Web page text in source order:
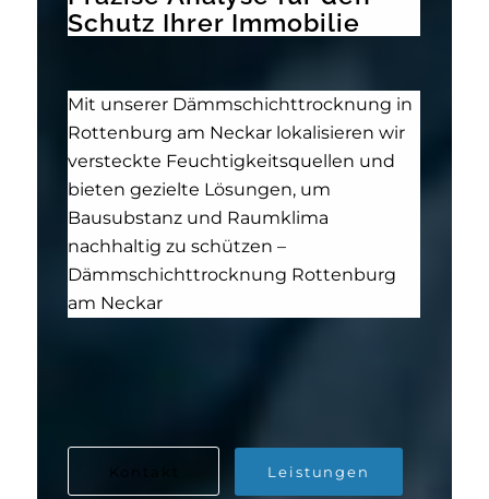
Schutz Ihrer Immobilie
Mit unserer Dämmschichttrocknung in
Rottenburg am Neckar lokalisieren wir
versteckte Feuchtigkeitsquellen und
bieten gezielte Lösungen, um
Bausubstanz und Raumklima
nachhaltig zu schützen –
Dämmschichttrocknung Rottenburg
am Neckar
Kontakt Leistungen